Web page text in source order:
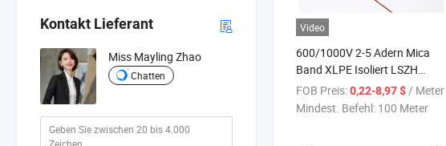
Kontakt Lieferant
Miss Mayling Zhao
Chatten
Video
600/1000V 2-5 Adern Mica
Band XLPE Isoliert LSZH
Betten Verzinkter Stahl Draht
Swa Gepanzerte LSZH
FOB Preis:0,22-8,97 $ / Meter
Mindest. Befehl: 100 Meter